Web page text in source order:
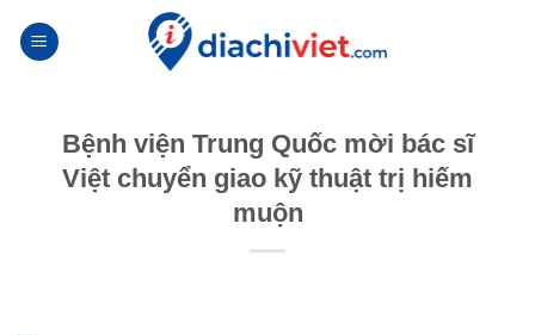
Bệnh viện Trung Quốc mời bác sĩ
Việt chuyển giao kỹ thuật trị hiếm
muộn